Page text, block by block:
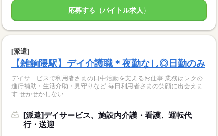
応募する（バイトル求人）
[派遣]
【雑餉隈駅】デイ介護職＊夜勤なし◎日勤のみ
デイサービスで利用者さまの日中活動を支えるお仕事 業務はレクの
進行補助・生活介助・見守りなど 毎日利用者さまの笑顔に出会えま
す せかせかしない...
[派遣]デイサービス、施設内介護・看護、運転代
行・送迎